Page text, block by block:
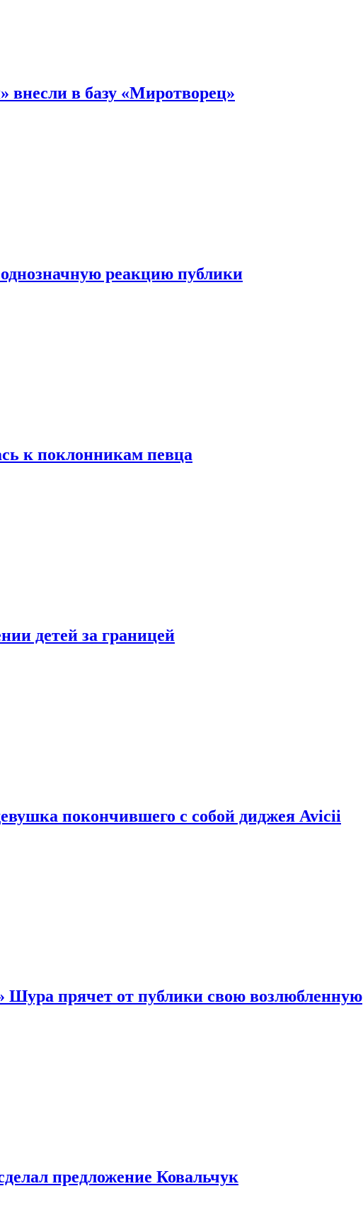
внесли в базу «Миротворец»
реакцию публики
к поклонникам певца
детей за границей
покончившего с собой диджея Avicii
Шура прячет от публики свою возлюбленную
предложение Ковальчук